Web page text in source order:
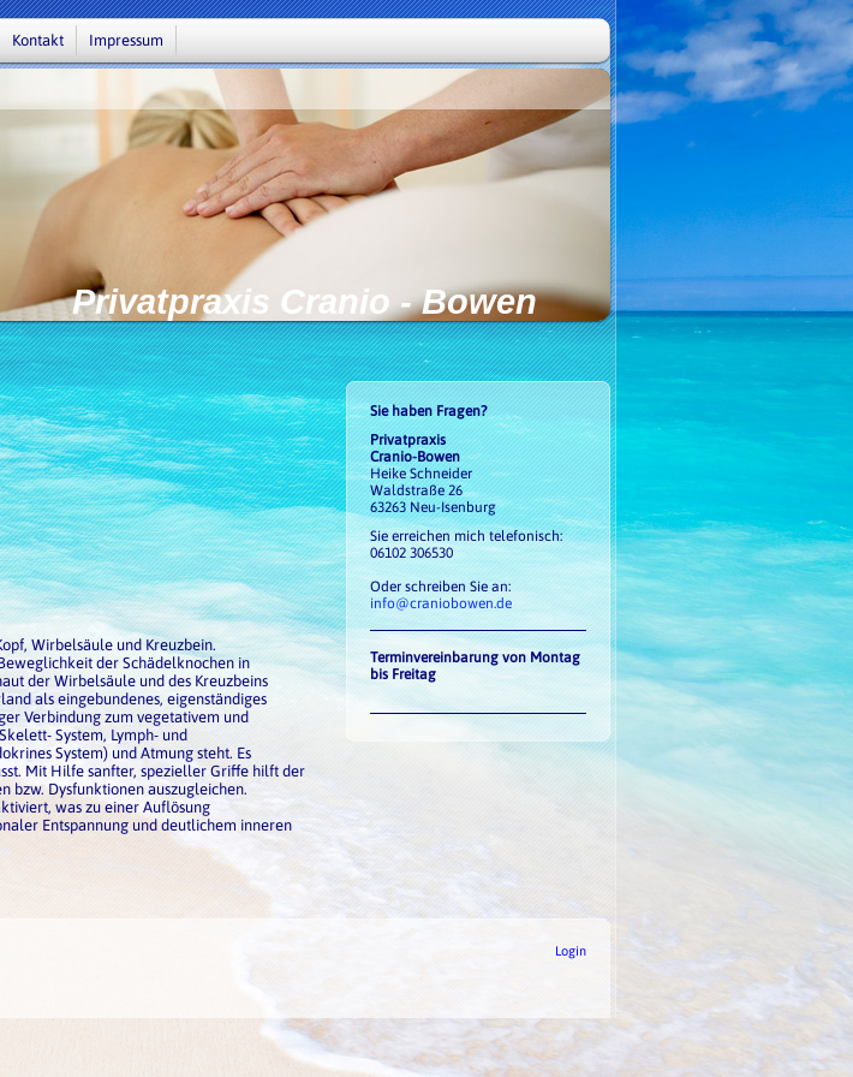
Kontakt Impressum
Privatpraxis Cranio - Bowen
Wirbelsäule und Kreuzbein.
der Schädelknochen in
der Wirbelsäule und des Kreuzbeins
als eingebundenes, eigenständiges
Verbindung zum vegetativem und
System, Lymph- und
System) und Atmung steht. Es
Mit Hilfe sanfter, spezieller Griffe hilft der
bzw. Dysfunktionen auszugleichen.
was zu einer Auflösung
Entspannung und deutlichem inneren
Sie haben Fragen?
Privatpraxis
Cranio-Bowen
Heike Schneider
Waldstraße 26
63263 Neu-Isenburg
Sie erreichen mich telefonisch:
06102 306530
Oder schreiben Sie an:
info@craniobowen.de
Terminvereinbarung von Montag
bis Freitag
Login